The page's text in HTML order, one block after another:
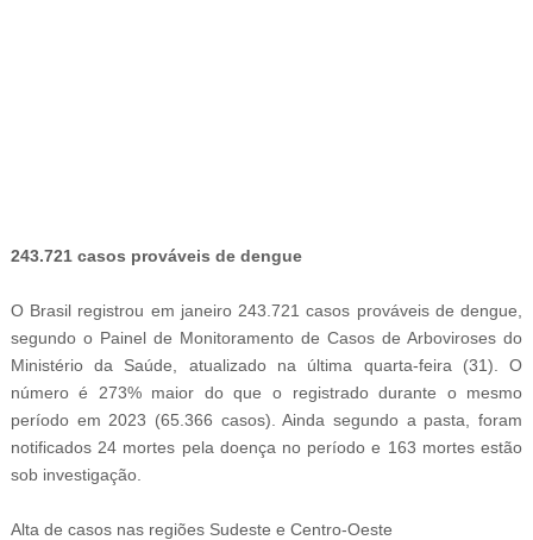
243.721 casos prováveis de dengue
O Brasil registrou em janeiro 243.721 casos prováveis de dengue,
segundo o Painel de Monitoramento de Casos de Arboviroses do
Ministério da Saúde, atualizado na última quarta-feira (31). O
número é 273% maior do que o registrado durante o mesmo
período em 2023 (65.366 casos). Ainda segundo a pasta, foram
notificados 24 mortes pela doença no período e 163 mortes estão
sob investigação.
Alta de casos nas regiões Sudeste e Centro-Oeste